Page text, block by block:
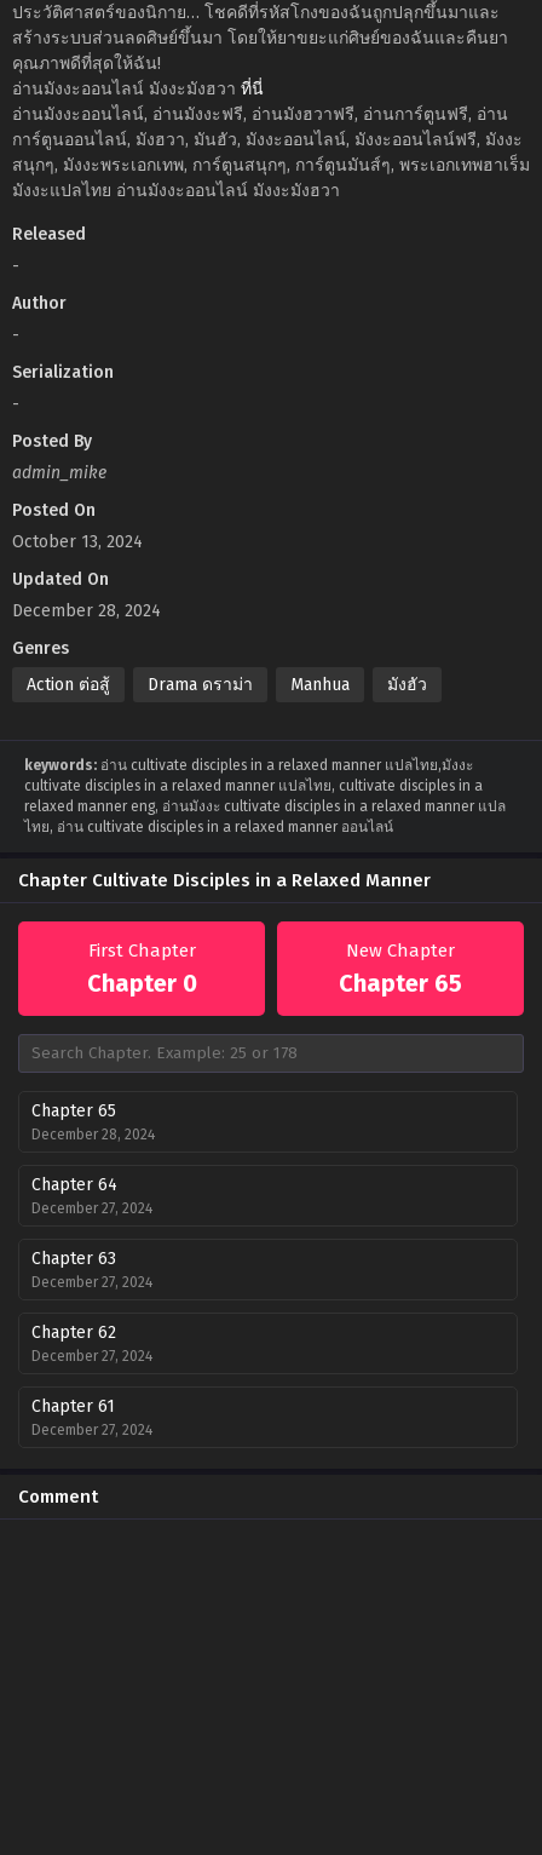
ประวัติศาสตร์ของนิกาย… โชคดีที่รหัสโกงของฉันถูกปลุกขึ้นมาและ
สร้างระบบส่วนลดศิษย์ขึ้นมา โดยให้ยาขยะแก่ศิษย์ของฉันและคืนยา
คุณภาพดีที่สุดให้ฉัน!
อ่านมังงะออนไลน์ มังงะมังฮวา ที่นี่
อ่านมังงะออนไลน์, อ่านมังงะฟรี, อ่านมังฮวาฟรี, อ่านการ์ตูนฟรี, อ่าน
การ์ตูนออนไลน์, มังฮวา, มันฮัว, มังงะออนไลน์, มังงะออนไลน์ฟรี, มังงะ
สนุกๆ, มังงะพระเอกเทพ, การ์ตูนสนุกๆ, การ์ตูนมันส์ๆ, พระเอกเทพฮาเร็ม
มังงะแปลไทย อ่านมังงะออนไลน์ มังงะมังฮวา
Released
-
Author
-
Serialization
-
Posted By
admin_mike
Posted On
October 13, 2024
Updated On
December 28, 2024
Genres
Action ต่อสู้
Drama ดราม่า Manhua มังฮัว
keywords: อ่าน cultivate disciples in a relaxed manner แปลไทย,มังงะ
cultivate disciples in a relaxed manner แปลไทย, cultivate disciples in a
relaxed manner eng, อ่านมังงะ cultivate disciples in a relaxed manner แปล
ไทย, อ่าน cultivate disciples in a relaxed manner ออนไลน์
Chapter Cultivate Disciples in a Relaxed Manner
First Chapter
Chapter 0
New Chapter
Chapter 65
Chapter 65
December 28, 2024
Chapter 64
December 27, 2024
Chapter 63
December 27, 2024
Chapter 62
December 27, 2024
Chapter 61
December 27, 2024
October 13, 2024
Comment